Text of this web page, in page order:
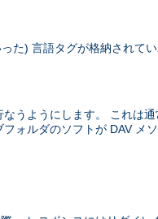
った) 言語タグが格納されて
うようにします。 これは
ォルダのソフトが DAV メ